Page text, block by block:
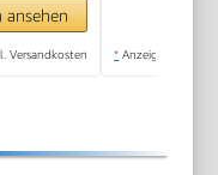
ansehen
Versandkosten * Anzeige